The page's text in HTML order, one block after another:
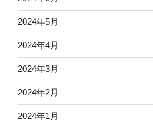
2024年5月
2024年4月
2024年3月
2024年2月
2024年1月